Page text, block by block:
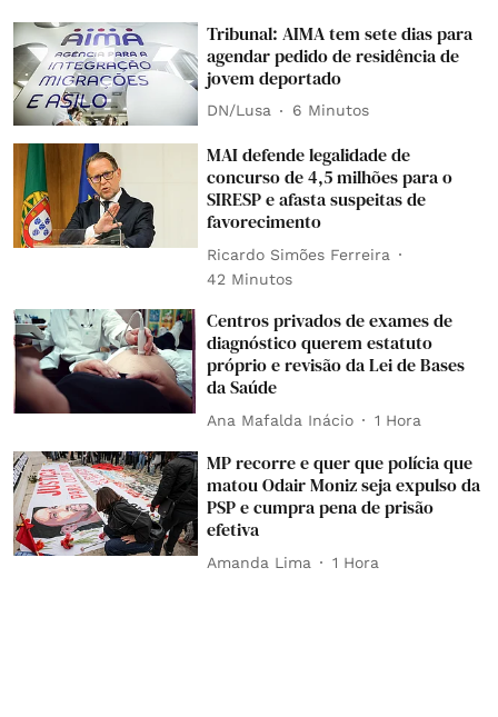
Tribunal: AIMA tem sete dias para
agendar pedido de residência de
jovem deportado
DN/Lusa 6 Minutos
MAI defende legalidade de
concurso de 4,5 milhões para o
SIRESP e afasta suspeitas de
favorecimento
Ricardo Simões Ferreira
42 Minutos
Centros privados de exames de
diagnóstico querem estatuto
próprio e revisão da Lei de Bases
da Saúde
Ana Mafalda Inácio 1 Hora
MP recorre e quer que polícia que
matou Odair Moniz seja expulso da
PSP e cumpra pena de prisão
efetiva
Amanda Lima 1 Hora